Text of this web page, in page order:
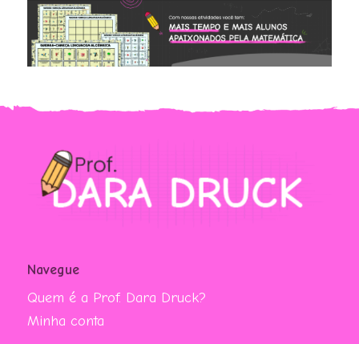
Navegue
Quem é a Prof. Dara Druck?
Minha conta